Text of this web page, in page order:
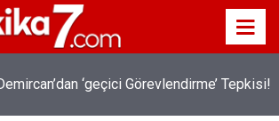
‘geçici Görevlendirme’ Tepkisi!